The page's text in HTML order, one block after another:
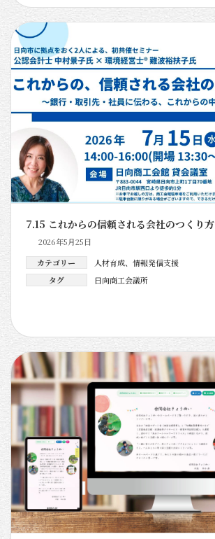
7.15 これからの信頼される会社のつくり方
2026年5月25日
カテゴリー
人材育成、 情報発信支援
タグ
日向商工会議所